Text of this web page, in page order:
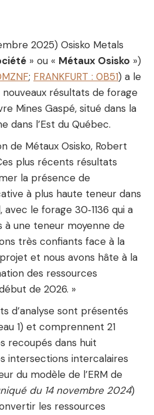
2025) Osisko Metals
» ou « Métaux Osisko »)
; FRANKFURT : 0B51) a le
nouveaux résultats de forage
Mines Gaspé, situé dans la
dans l’Est du Québec.
de Métaux Osisko, Robert
plus récents résultats
la présence de
à plus haute teneur dans
le forage 30‑1136 qui a
une teneur moyenne de
très confiants face à la
et nous avons hâte à la
des ressources
de 2026. »
d’analyse sont présentés
1) et comprennent 21
recoupés dans huit
intersections intercalaires
du modèle de l’ERM de
du 14 novembre 2024)
les ressources